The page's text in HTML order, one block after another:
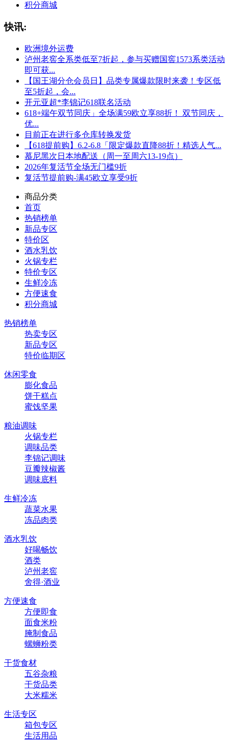
积分商城
快讯:
欧洲境外运费
泸州老窖全系类低至7折起，参与买赠国窖1573系类活动
即可获...
【国王湖分仓会员日】品类专属爆款限时来袭！专区低
至5折起，会...
开元亚超*李锦记618联名活动
618+端午双节同庆」全场满59欧立享88折！ 双节同庆，
优...
目前正在进行多仓库转换发货
【618提前购】6.2-6.8「限定爆款直降88折！精选人气...
慕尼黑次日本地配送（周一至周六13-19点）
2026年复活节全场无门槛9折
复活节提前购-满45欧立享受9折
商品分类
首页
热销榜单
新品专区
特价区
酒水乳饮
火锅专栏
特价专区
生鲜冷冻
方便速食
积分商城
热销榜单
热卖专区
新品专区
特价临期区
休闲零食
膨化食品
饼干糕点
蜜饯坚果
粮油调味
火锅专栏
调味品类
李锦记调味
豆瓣辣椒酱
调味底料
生鲜冷冻
蔬菜水果
冻品肉类
酒水乳饮
好喝畅饮
酒类
泸州老窖
舍得·酒业
方便速食
方便即食
面食米粉
腌制食品
螺蛳粉类
干货食材
五谷杂粮
干货品类
大米糯米
生活专区
箱包专区
生活用品